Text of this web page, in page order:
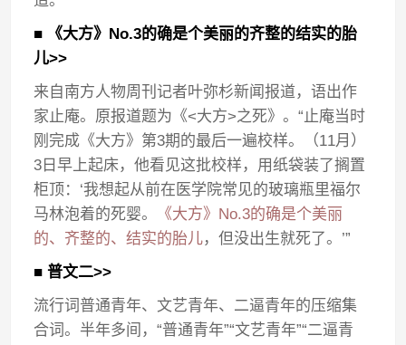
■ 《大方》No.3的确是个美丽的齐整的结实的胎
儿>>
来自南方人物周刊记者叶弥杉新闻报道，语出作
家止庵。原报道题为《<大方>之死》。“止庵当时
刚完成《大方》第3期的最后一遍校样。（11月）
3日早上起床，他看见这批校样，用纸袋装了搁置
柜顶：‘我想起从前在医学院常见的玻璃瓶里福尔
马林泡着的死婴。
《大方》No.3的确是个美丽
的、齐整的、结实的胎儿，但没出生就死了。’”
■ 普文二>>
流行词普通青年、文艺青年、二逼青年的压缩集
合词。半年多间，“普通青年”“文艺青年”“二逼青